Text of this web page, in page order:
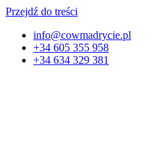
Przejdź do treści
info@cowmadrycie.pl
+34 605 355 958
+34 634 329 381​